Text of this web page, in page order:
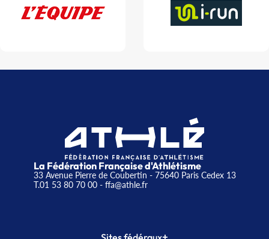
La Fédération Française d'Athlétisme
33 Avenue Pierre de Coubertin - 75640 Paris Cedex 13
T.01 53 80 70 00- ffa@athle.fr